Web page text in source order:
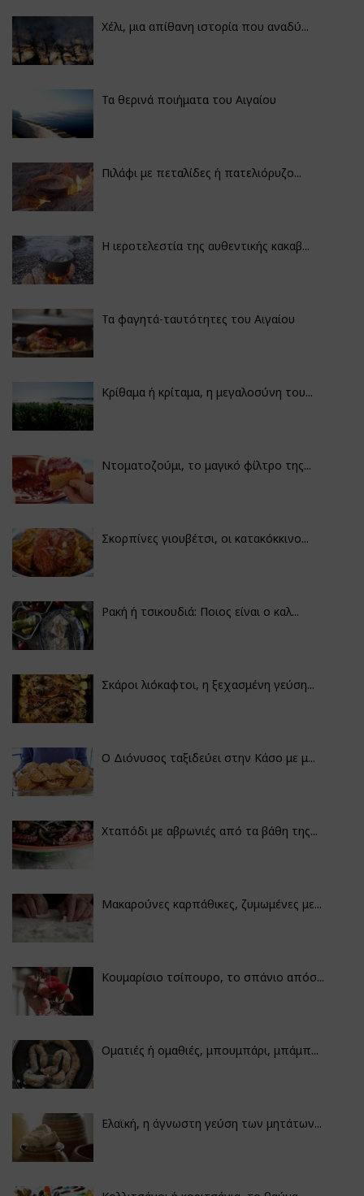
Χέλι, μια απίθανη ιστορία που αναδύ...
Τα θερινά ποιήματα του Αιγαίου
Πιλάφι με πεταλίδες ή πατελιόρυζο...
Η ιεροτελεστία της αυθεντικής κακαβ...
Τα φαγητά-ταυτότητες του Αιγαίου
Κρίθαμα ή κρίταμα, η μεγαλοσύνη του...
Ντοματοζούμι, το μαγικό φίλτρο της...
Σκορπίνες γιουβέτσι, οι κατακόκκινο...
Ρακή ή τσικουδιά: Ποιος είναι ο καλ...
Σκάροι λιόκαφτοι, η ξεχασμένη γεύση...
Ο Διόνυσος ταξιδεύει στην Κάσο με μ...
Χταπόδι με αβρωνιές από τα βάθη της...
Μακαρούνες καρπάθικες, ζυμωμένες με...
Κουμαρίσιο τσίπουρο, το σπάνιο απόσ...
Οματιές ή ομαθιές, μπουμπάρι, μπάμπ...
Ελαϊκή, η άγνωστη γεύση των μητάτων...